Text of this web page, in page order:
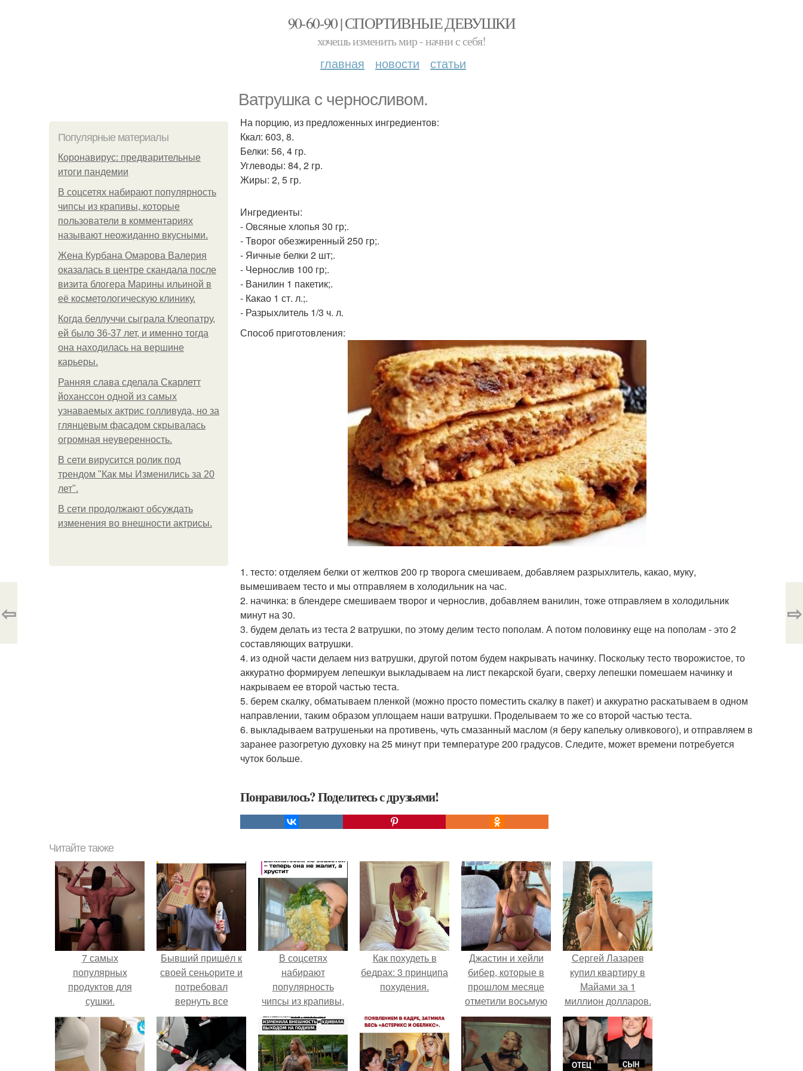
90-60-90 | СПОРТИВНЫЕ ДЕВУШКИ
хочешь изменить мир - начни с себя!
главная новости статьи
Ватрушка с черносливом.
Популярные материалы
Коронавирус: предварительные
итоги пандемии
В соцсетях набирают популярность
чипсы из крапивы, которые
пользователи в комментариях
называют неожиданно вкусными.
Жена Курбана Омарова Валерия
оказалась в центре скандала после
визита блогера Марины ильиной в
её косметологическую клинику.
Когда беллуччи сыграла Клеопатру,
ей было 36-37 лет, и именно тогда
она находилась на вершине
карьеры.
Ранняя слава сделала Скарлетт
йоханссон одной из самых
узнаваемых актрис голливуда, но за
глянцевым фасадом скрывалась
огромная неуверенность.
В сети вирусится ролик под
трендом "Как мы Изменились за 20
лет".
В сети продолжают обсуждать
изменения во внешности актрисы.
На порцию, из предложенных ингредиентов:
Ккал: 603, 8.
Белки: 56, 4 гр.
Углеводы: 84, 2 гр.
Жиры: 2, 5 гр.
Ингредиенты:
- Овсяные хлопья 30 гр;.
- Творог обезжиренный 250 гр;.
- Яичные белки 2 шт;.
- Чернослив 100 гр;.
- Ванилин 1 пакетик;.
- Какао 1 ст. л.;.
- Разрыхлитель 1/3 ч. л.
Способ приготовления:
1. тесто: отделяем белки от желтков 200 гр творога смешиваем, добавляем разрыхлитель, какао, муку,
вымешиваем тесто и мы отправляем в холодильник на час.
2. начинка: в блендере смешиваем творог и чернослив, добавляем ванилин, тоже отправляем в холодильник
минут на 30.
3. будем делать из теста 2 ватрушки, по этому делим тесто пополам. А потом половинку еще на пополам - это 2
составляющих ватрушки.
4. из одной части делаем низ ватрушки, другой потом будем накрывать начинку. Поскольку тесто творожистое, то
аккуратно формируем лепешкуи выкладываем на лист пекарской буаги, сверху лепешки помешаем начинку и
накрываем ее второй частью теста.
5. берем скалку, обматываем пленкой (можно просто поместить скалку в пакет) и аккуратно раскатываем в одном
направлении, таким образом уплощаем наши ватрушки. Проделываем то же со второй частью теста.
6. выкладываем ватрушеньки на противень, чуть смазанный маслом (я беру капельку оливкового), и отправляем в
заранее разогретую духовку на 25 минут при температуре 200 градусов. Следите, может времени потребуется
чуток больше.
Понравилось? Поделитесь с друзьями!
⇦ ⇨
Читайте также
7 самых
популярных
продуктов для
сушки.
Бывший пришёл к
своей сеньорите и
потребовал
вернуть все
подарки.
В соцсетях
набирают
популярность
чипсы из крапивы,
которые
пользователи в
комментариях
называют
Как похудеть в
бедрах: 3 принципа
похудения.
Джастин и хейли
бибер, которые в
прошлом месяце
отметили восьмую
годовщину
помолвки, показали
новые фото с
совместного
Сергей Лазарев
купил квартиру в
Майами за 1
миллион долларов.